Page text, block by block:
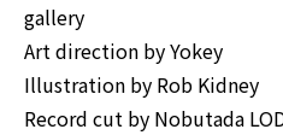
gallery
Art direction by Yokey
Illustration by Rob Kidney
Record cut by Nobutada